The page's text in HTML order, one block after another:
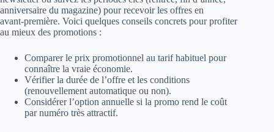
anniversaire du magazine) pour recevoir les offres en
avant‑première. Voici quelques conseils concrets pour profiter
au mieux des promotions :
Comparer le prix promotionnel au tarif habituel pour
connaître la vraie économie.
Vérifier la durée de l’offre et les conditions
(renouvellement automatique ou non).
Considérer l’option annuelle si la promo rend le coût
par numéro très attractif.